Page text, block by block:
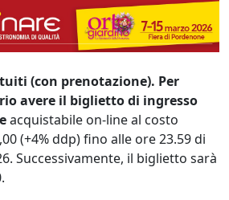
(con prenotazione). Per
avere il biglietto di ingresso
acquistabile on-line al costo
(+4% ddp) fino alle ore 23.59 di
Successivamente, il biglietto sarà